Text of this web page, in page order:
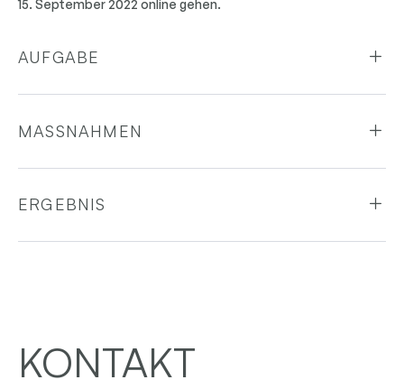
15. September 2022 online gehen.
AUFGABE
MASSNAHMEN
ERGEBNIS
KONTAKT